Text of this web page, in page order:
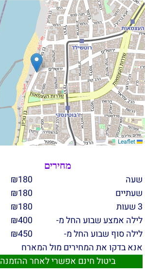
מחירים
שעה 180
₪
שעתיים
180
₪
3 שעות
180
₪
לילה אמצע שבוע החל מ-
400
₪
לילה סוף שבוע החל מ-
450
₪
אנא בדקו את המחירים מול המארח
ביטול חינם אפשרי לאחר ההזמנה